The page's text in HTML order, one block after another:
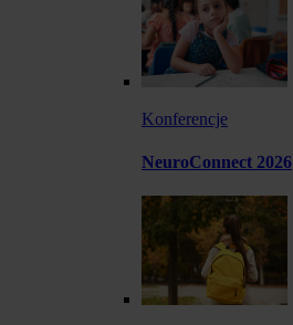
Konferencje
NeuroConnect 2026